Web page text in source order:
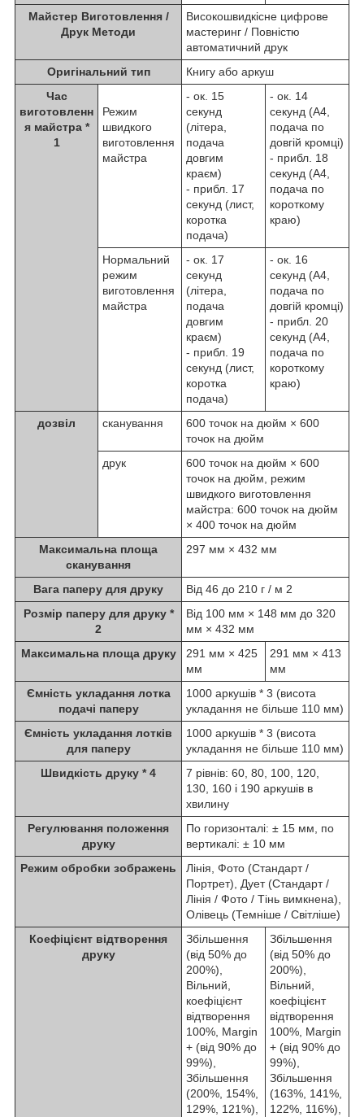
Майстер Виготовлення /
Друк Методи
Високошвидкісне цифрове
мастеринг / Повністю
автоматичний друк
Оригінальний тип
Книгу або аркуш
Час
виготовленн
я майстра *
1
Режим
швидкого
виготовлення
майстра
- ок. 15
секунд
(літера,
подача
довгим
краєм)
- прибл. 17
секунд (лист,
коротка
подача)
- ок. 14
секунд (A4,
подача по
довгій кромці)
- прибл. 18
секунд (A4,
подача по
короткому
краю)
Нормальний
режим
виготовлення
майстра
- ок. 17
секунд
(літера,
подача
довгим
краєм)
- прибл. 19
секунд (лист,
коротка
подача)
- ок. 16
секунд (A4,
подача по
довгій кромці)
- прибл. 20
секунд (A4,
подача по
короткому
краю)
дозвіл сканування
600 точок на дюйм × 600
точок на дюйм
друк
600 точок на дюйм × 600
точок на дюйм, режим
швидкого виготовлення
майстра: 600 точок на дюйм
× 400 точок на дюйм
Максимальна площа
сканування
297 мм × 432 мм
Вага паперу для друку
Від 46 до 210 г / м 2
Розмір паперу для друку *
2
Від 100 мм × 148 мм до 320
мм × 432 мм
Максимальна площа друку
291 мм × 425
мм
291 мм × 413
мм
Ємність укладання лотка
подачі паперу
1000 аркушів * 3 (висота
укладання не більше 110 мм)
Ємність укладання лотків
для паперу
1000 аркушів * 3 (висота
укладання не більше 110 мм)
Швидкість друку * 4
7 рівнів: 60, 80, 100, 120,
130, 160 і 190 аркушів в
хвилину
Регулювання положення
друку
По горизонталі: ± 15 мм, по
вертикалі: ± 10 мм
Режим обробки зображень
Лінія, Фото (Стандарт /
Портрет), Дует (Стандарт /
Лінія / Фото / Тінь вимкнена),
Олівець (Темніше / Світліше)
Коефіцієнт відтворення
друку
Збільшення
(від 50% до
200%),
Вільний,
коефіцієнт
відтворення
100%, Margin
+ (від 90% до
99%),
Збільшення
(200%, 154%,
129%, 121%),
Збільшення
(від 50% до
200%),
Вільний,
коефіцієнт
відтворення
100%, Margin
+ (від 90% до
99%),
Збільшення
(163%, 141%,
122%, 116%),